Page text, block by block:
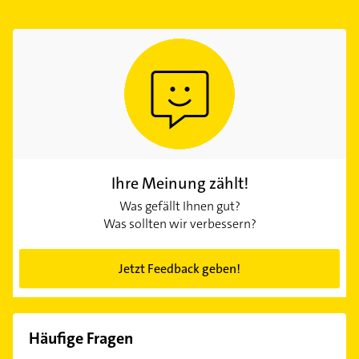
Ihre Meinung zählt!
Was gefällt Ihnen gut?
Was sollten wir verbessern?
Jetzt Feedback geben!
Häufige Fragen